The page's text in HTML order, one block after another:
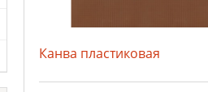
Канва пластиковая